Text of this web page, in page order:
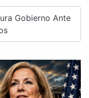
Gobierno Ante